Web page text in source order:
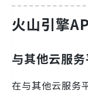
火山引擎
与其他云服
在与其他云服务